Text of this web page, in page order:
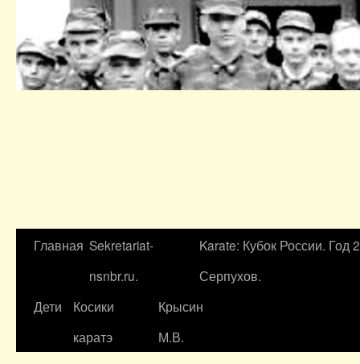
Главная Sekretariat-
nsnbr.ru.
Karate: Кубок России. Год
Серпухов.
Дети
Косики
каратэ
Крысин
М.В.